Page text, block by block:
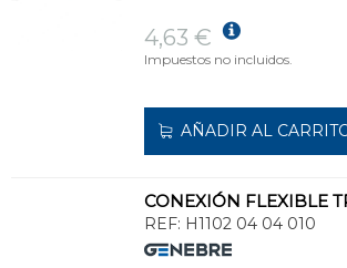
4,63 €
Impuestos no incluidos.
AÑADIR AL
REF: H1102 04 04 010